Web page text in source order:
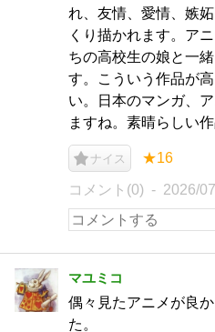
れ、友情、愛情、嫉
くり描かれます。ア
ちの高校生の娘と一
す。こういう作品が
い。日本のマンガ、
ますね。素晴らしい
ナイス ★16
コメント(0) 2026/
マユミコ
偶々見たアニメが良
た。